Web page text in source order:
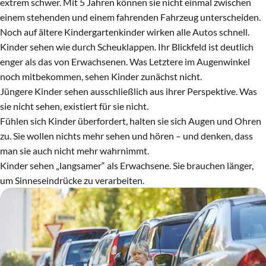
einem stehenden und einem fahrenden Fahrzeug unterscheiden.
Noch auf ältere Kindergartenkinder wirken alle Autos schnell.
Kinder sehen wie durch Scheuklappen. Ihr Blickfeld ist deutlich
enger als das von Erwachsenen. Was Letztere im Augenwinkel
noch mitbekommen, sehen Kinder zunächst nicht.
Jüngere Kinder sehen ausschließlich aus ihrer Perspektive. Was
sie nicht sehen, existiert für sie nicht.
Fühlen sich Kinder überfordert, halten sie sich Augen und Ohren
zu. Sie wollen nichts mehr sehen und hören – und denken, dass
man sie auch nicht mehr wahrnimmt.
Kinder sehen „langsamer“ als Erwachsene. Sie brauchen länger,
um Sinneseindrücke zu verarbeiten.